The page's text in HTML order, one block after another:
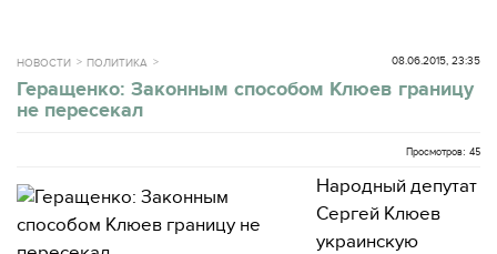
НОВОСТИ ПОЛИТИКА 08.06.2015, 23:35
Геращенко: Законным способом Клюев границу
не пересекал
Просмотров: 45
Народный депутат
Сергей Клюев
украинскую